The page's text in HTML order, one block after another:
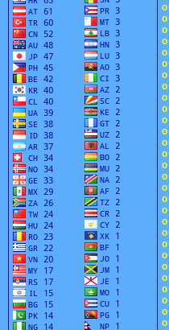
o
o
o
o
o
o
o
o
o
o
o
o
o
o
o
o
o
o
o
o
o
o
o
o
o
o
o
o
o